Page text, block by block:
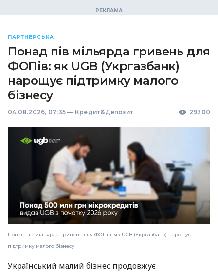
ПАРТНЕРСЬКА
Понад пів мільярда гривень для
ФОПів: як UGB (Укргазбанк)
нарощує підтримку малого
бізнесу
04.08.2026, 07:35 — Кредит&Депозит 29300
Понад пів мільярда гривень для ФОПів: як UGB (Укргазбанк) нарощує
підтримку малого бізнесу
Український малий бізнес продовжує